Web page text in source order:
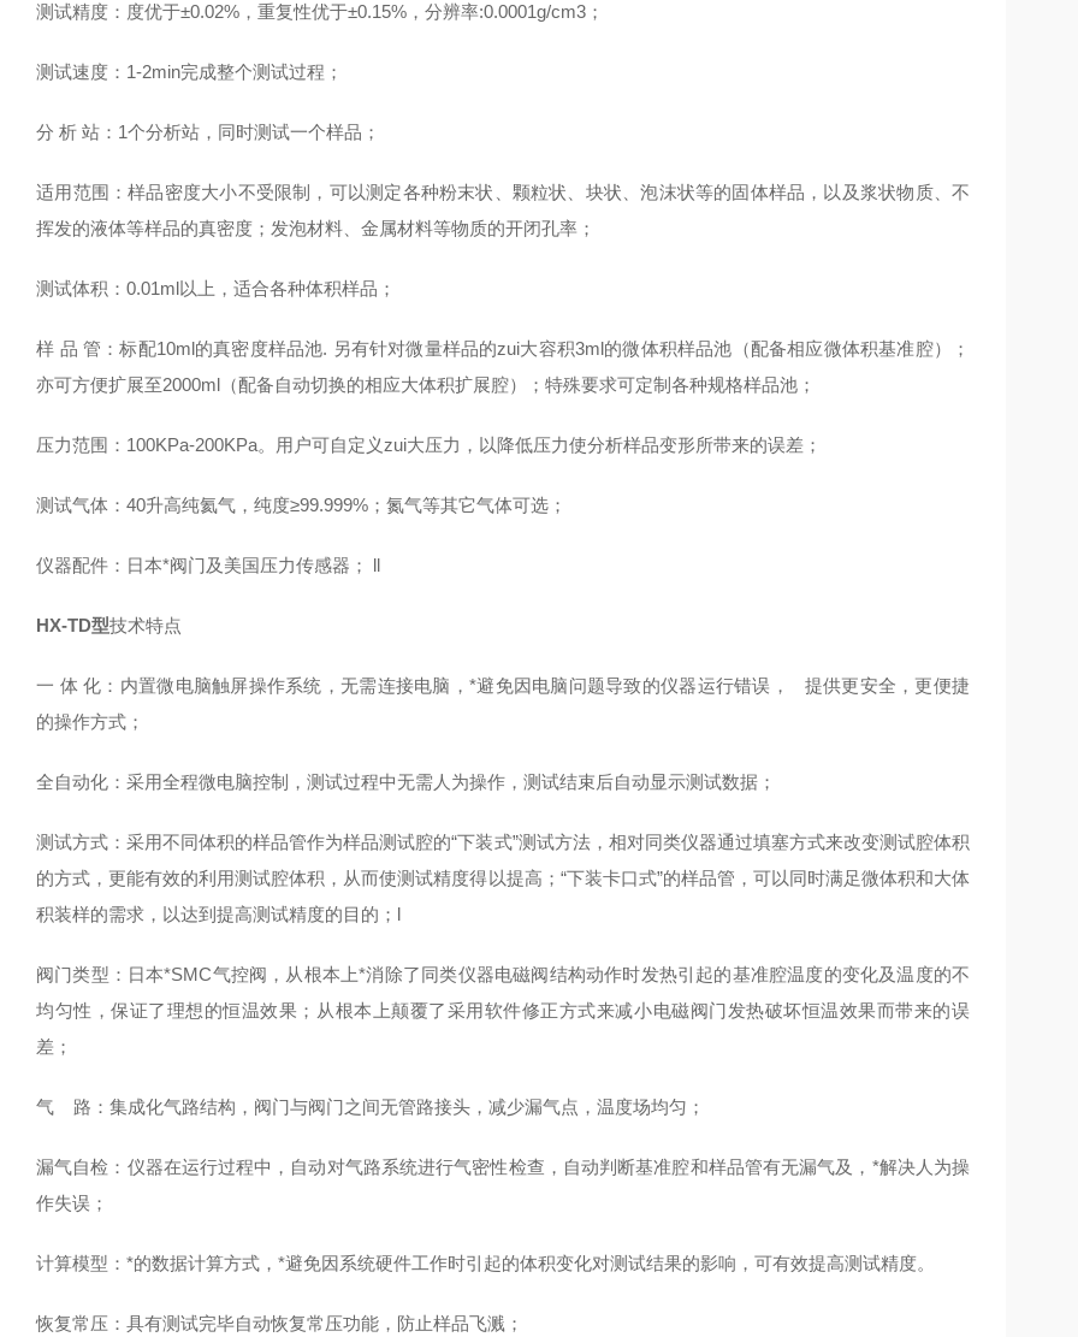
测试精度 ： 度优于±0.02%，重复性优于±0.15%，分辨率:0.0001g/cm3；
测试速度 ： 1-2min完成整个测试过程；
分 析 站 ： 1个分析站，同时测试一个样品；
适用范围：样品密度大小不受限制，可以测定各种粉末状、颗粒状、块状、泡沫状等的固体样品，以及浆状物质、不
挥发的液体等样品的真密度；发泡材料、金属材料等物质的开闭孔率；
测试体积 ：0.01ml以上，适合各种体积样品；
样 品 管 ：标配10ml的真密度样品池. 另有针对微量样品的zui大容积3ml的微体积样品池（配备相应微体积基准腔）；
亦可方便扩展至2000ml（配备自动切换的相应大体积扩展腔）；特殊要求可定制各种规格样品池；
压力范围 ： 100KPa-200KPa。用户可自定义zui大压力，以降低压力使分析样品变形所带来的误差；
测试气体 ：40升高纯氦气，纯度≥99.999%；氮气等其它气体可选；
仪器配件 ： 日本*阀门及美国压力传感器； ll
HX-TD型技术特点
一 体 化：内置微电脑触屏操作系统，无需连接电脑，*避免因电脑问题导致的仪器运行错误， 提供更安全，更便捷
的操作方式；
全自动化：采用全程微电脑控制，测试过程中无需人为操作，测试结束后自动显示测试数据；
测试方式：采用不同体积的样品管作为样品测试腔的“下装式”测试方法，相对同类仪器通过填塞方式来改变测试腔体积
的方式，更能有效的利用测试腔体积，从而使测试精度得以提高；“下装卡口式”的样品管，可以同时满足微体积和大体
积装样的需求，以达到提高测试精度的目的；l
阀门类型：日本*SMC气控阀，从根本上*消除了同类仪器电磁阀结构动作时发热引起的基准腔温度的变化及温度的不
均匀性，保证了理想的恒温效果；从根本上颠覆了采用软件修正方式来减小电磁阀门发热破坏恒温效果而带来的误
差；
气 路：集成化气路结构，阀门与阀门之间无管路接头，减少漏气点，温度场均匀；
漏气自检：仪器在运行过程中，自动对气路系统进行气密性检查，自动判断基准腔和样品管有无漏气及，*解决人为操
作失误；
计算模型：*的数据计算方式，*避免因系统硬件工作时引起的体积变化对测试结果的影响，可有效提高测试精度。
恢复常压：具有测试完毕自动恢复常压功能，防止样品飞溅；